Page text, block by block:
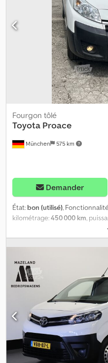
München 575 km
Fourgon tôlé
Toyota Proace
Demander
État: bon (utilisé),
kilométrage:450 000 km ,
, type
d'engrenage:mécanique,
allemand. Les informations
les étiquettes de prix et les
sans engagement et ne sont
caractéristiques garanties.
pour les erreurs de saisie ou de
les accords figurant dans le
Sspfx Ai Sok